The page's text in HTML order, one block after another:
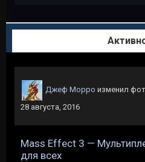
Джеф Морро изменил
28 августа, 2016
Mass Effect 3 —
для всех